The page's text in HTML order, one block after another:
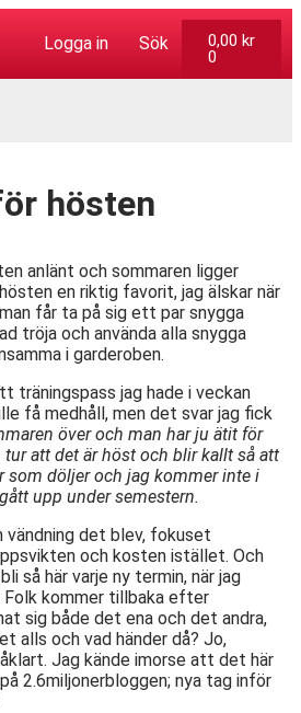
Logga in Sök 0,00 kr
0
hösten
anlänt och sommaren ligger
en riktig favorit, jag älskar när
får ta på sig ett par snygga
tröja och använda alla snygga
i garderoben.
träningspass jag hade i veckan
få medhåll, men det svar jag fick
över och man har ju ätit för
tur att det är höst och blir kallt så att
som döljer och jag kommer inte i
upp under semestern.
vändning det blev, fokuset
och kosten istället. Och
så här varje ny termin, när jag
kommer tillbaka efter
sig både det ena och det andra,
alls och vad händer då? Jo,
Jag kände imorse att det här
2.6miljonerbloggen; nya tag inför